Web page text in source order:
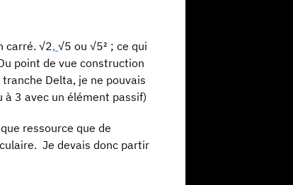
carré. √2, √5 ou √5² ; ce qui
point de vue construction
Delta, je ne pouvais
à 3 avec un élément passif)
ressource que de
Je devais donc partir